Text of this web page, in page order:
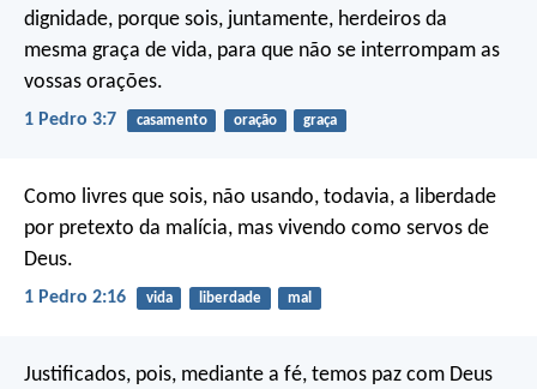
dignidade, porque sois, juntamente, herdeiros da
mesma graça de vida, para que não se interrompam as
vossas orações.
1 Pedro 3:7 casamento oração graça
Como livres que sois, não usando, todavia, a liberdade
por pretexto da malícia, mas vivendo como servos de
Deus.
1 Pedro 2:16 vida liberdade mal
Justificados, pois, mediante a fé, temos paz com Deus